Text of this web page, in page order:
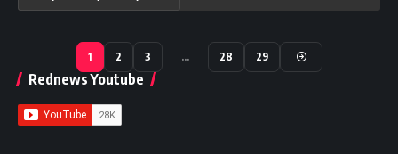
1 2 3 … 28 29
Rednews Youtube